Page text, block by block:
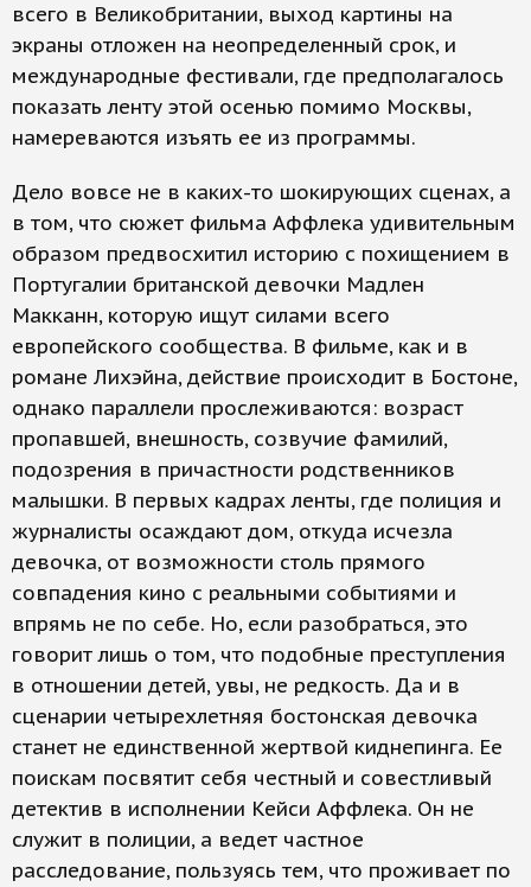
всего в Великобритании, выход картины на
экраны отложен на неопределенный срок, и
международные фестивали, где предполагалось
показать ленту этой осенью помимо Москвы,
намереваются изъять ее из программы.
Дело вовсе не в каких-то шокирующих сценах, а
в том, что сюжет фильма Аффлека удивительным
образом предвосхитил историю с похищением в
Португалии британской девочки Мадлен
Макканн, которую ищут силами всего
европейского сообщества. В фильме, как и в
романе Лихэйна, действие происходит в Бостоне,
однако параллели прослеживаются: возраст
пропавшей, внешность, созвучие фамилий,
подозрения в причастности родственников
малышки. В первых кадрах ленты, где полиция и
журналисты осаждают дом, откуда исчезла
девочка, от возможности столь прямого
совпадения кино с реальными событиями и
впрямь не по себе. Но, если разобраться, это
говорит лишь о том, что подобные преступления
в отношении детей, увы, не редкость. Да и в
сценарии четырехлетняя бостонская девочка
станет не единственной жертвой киднепинга. Ее
поискам посвятит себя честный и совестливый
детектив в исполнении Кейси Аффлека. Он не
служит в полиции, а ведет частное
расследование, пользуясь тем, что проживает по